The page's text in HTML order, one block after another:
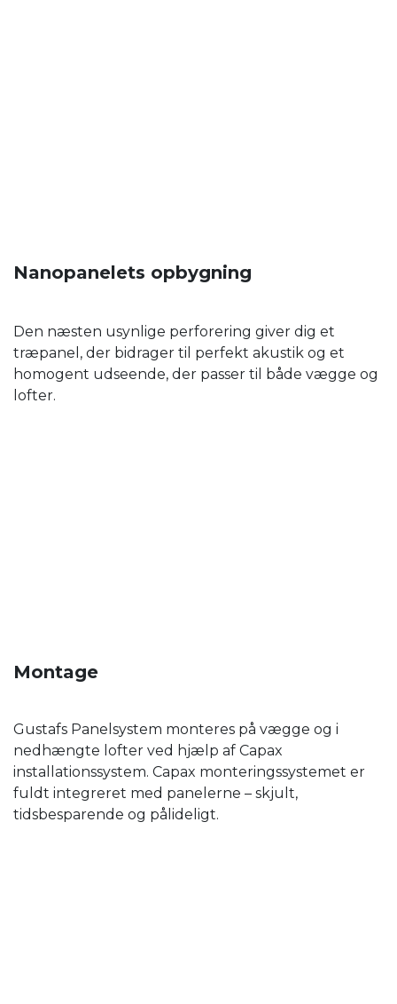
Nanopanelets opbygning
Den næsten usynlige perforering giver dig et
træpanel, der bidrager til perfekt akustik og et
homogent udseende, der passer til både vægge og
lofter.
Montage
Gustafs Panelsystem monteres på vægge og i
nedhængte lofter ved hjælp af Capax
installationssystem. Capax monteringssystemet er
fuldt integreret med panelerne – skjult,
tidsbesparende og pålideligt.